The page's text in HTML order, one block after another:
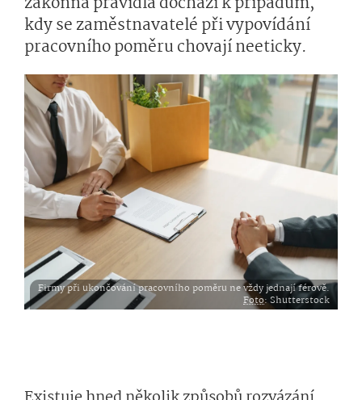
kdy se zaměstnavatelé při vypovídání
pracovního poměru chovají neeticky.
Firmy při ukončování pracovního poměru ne vždy jednají férově.
Foto: Shutterstock